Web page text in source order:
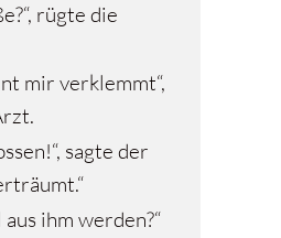
rügte die
mir verklemmt“,
sagte der
aus ihm werden?“